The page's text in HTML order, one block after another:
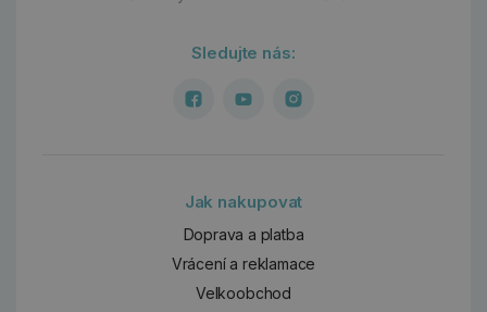
Sledujte nás:
Jak nakupovat
Doprava a platba
Vrácení a reklamace
Velkoobchod